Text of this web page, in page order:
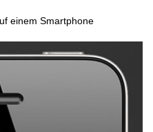
einem Smartphone